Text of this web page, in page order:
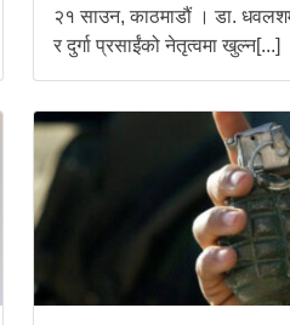
२१ साउन, काठमाडौं । डा.
र दुर्गा प्रसाईंको नेतृत्वमा खुल्न[...]